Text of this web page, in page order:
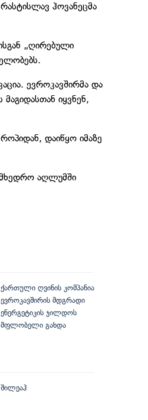
ჰოვანეცმა
„ღირებული
ევროკავშირმა და
იყვნენ,
დაიწყო იმაზე
აღლუმში
ქართული ღვინის კომპანია
ევროკავშირის მდგრადი
ენერგეტიკის ჯილდოს
მფლობელი გახდა
შილეაჰ